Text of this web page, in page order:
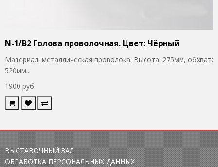
N-1/B2 Голова проволочная. Цвет: Чёрный
Материал: металлическая проволока. Высота: 275мм, обхват:
520мм...
1900 руб.
ВЫСТАВОЧНЫЙ ЗАЛ
ОБРАБОТКА ПЕРСОНАЛЬНЫХ ДАННЫХ